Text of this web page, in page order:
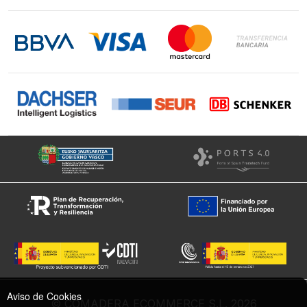
Contacto
Instagram
Facebook
© COMADERA ECOMMERCE S.L. 2026
Aviso de Cookies